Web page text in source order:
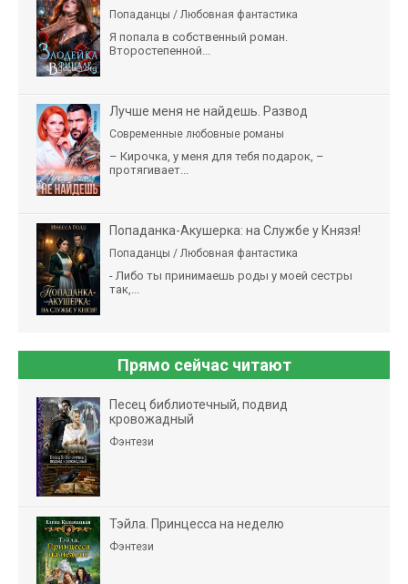
Попаданцы / Любовная фантастика
Я попала в собственный роман.
Второстепенной...
Лучше меня не найдешь. Развод
Современные любовные романы
– Кирочка, у меня для тебя подарок, –
протягивает...
Попаданка-Акушерка: на Службе у Князя!
Попаданцы / Любовная фантастика
- Либо ты принимаешь роды у моей сестры
так,...
Прямо сейчас читают
Песец библиотечный, подвид
кровожадный
Фэнтези
Тэйла. Принцесса на неделю
Фэнтези